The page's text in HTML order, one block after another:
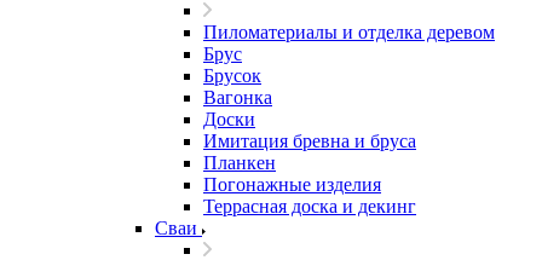
Пиломатериалы и отделка деревом
Брус
Брусок
Вагонка
Доски
Имитация бревна и бруса
Планкен
Погонажные изделия
Террасная доска и декинг
Сваи